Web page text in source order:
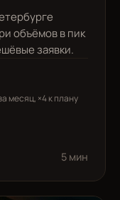
объёмов в пик
заявки.
месяц, ×4 к плану
5 мин